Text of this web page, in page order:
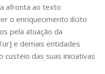
afronta ao texto
o enriquecimento ilícito
pela atuação da
e demais entidades
custeio das suas iniciativas